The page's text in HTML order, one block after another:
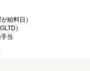
給料日）
）
当